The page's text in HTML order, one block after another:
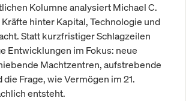
Kolumne analysiert Michael C.
hinter Kapital, Technologie und
Statt kurzfristiger Schlagzeilen
Entwicklungen im Fokus: neue
Machtzentren, aufstrebende
Frage, wie Vermögen im 21.
entsteht.